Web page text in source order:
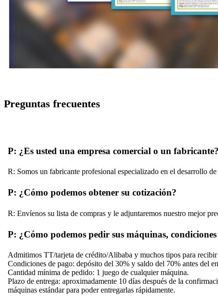
Preguntas frecuentes
P: ¿Es usted una empresa comercial o un
R: Somos un fabricante profesional especializado en el desarrollo
P: ¿Cómo podemos obtener su cotización?
R: Envíenos su lista de compras y le adjuntaremos nuestro mejor
P: ¿Cómo podemos pedir sus máquinas,
Admitimos TT/tarjeta de crédito/Alibaba y muchos tipos para
Condiciones de pago: depósito del 30% y saldo del 70% antes del
Cantidad mínima de pedido: 1 juego de cualquier máquina.
Plazo de entrega: aproximadamente 10 días después de la
máquinas estándar para poder entregarlas rápidamente.